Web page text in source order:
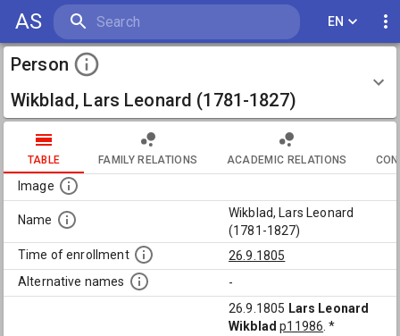
AS EN
Person
Wikblad, Lars Leonard (1781-1827)
TABLE FAMILY RELATIONS ACADEMIC RELATIONS
Image
Name
Wikblad, Lars Leonard
(1781-1827)
Time of enrollment
26.9.1805
Alternative names
-
26.9.1805 Lars Leonard
Wikblad p11986 . *